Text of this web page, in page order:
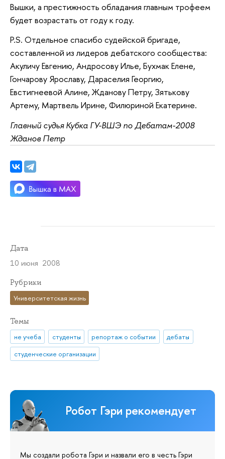
Вышки, а престижность обладания главным трофеем
будет возрастать от году к году.
P.S. Отдельное спасибо судейской бригаде,
составленной из лидеров дебатского сообщества:
Акуличу Евгению, Андросову Илье, Бухмак Елене,
Гончарову Ярославу, Дараселия Георгию,
Евстигнеевой Алине, Жданову Петру, Зятькову
Артему, Мартвель Ирине, Филюриной Екатерине.
Главный судья Кубка ГУ-ВШЭ по Дебатам-2008
Жданов Петр
Дата
10 июня 2008
Рубрики
Университетская жизнь
Темы
не учеба студенты репортаж о событии
дебаты
студенческие организации
Робот Гэри рекомендует
Мы создали робота Гэри и назвали его в честь Гэри